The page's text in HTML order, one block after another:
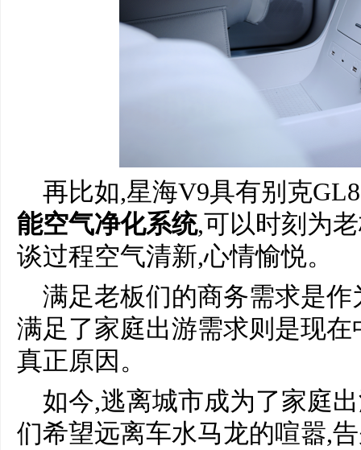
再比如,星海V9具有别克
能空气净化系统,可以时刻为
谈过程空气清新,心情愉悦。
满足老板们的商务需求是
满足了家庭出游需求则是现
真正原因。
如今,逃离城市成为了家庭
们希望远离车水马龙的喧嚣,